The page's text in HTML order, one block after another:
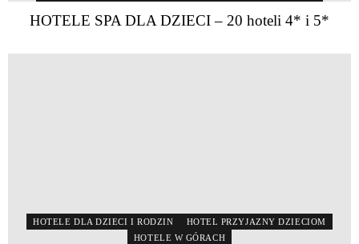
HOTELE SPA DLA DZIECI – 20 hoteli 4* i 5*
HOTELE DLA DZIECI I RODZIN
HOTEL PRZYJAZNY DZIECIOM
HOTELE W GÓRACH